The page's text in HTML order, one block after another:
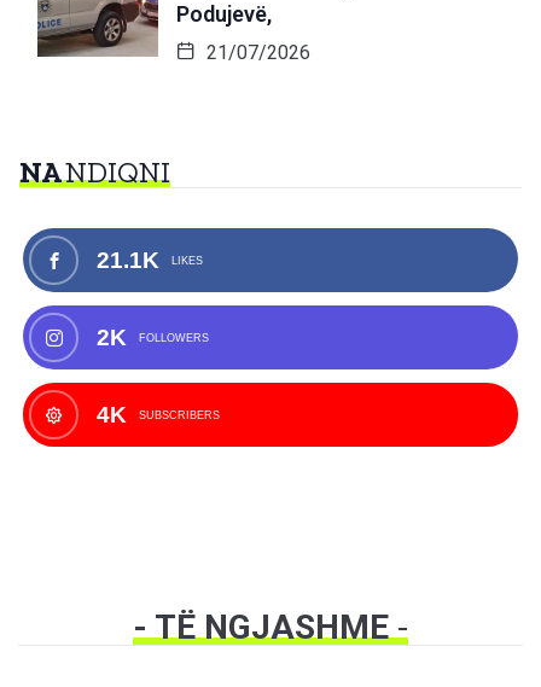
Podujevë,
21/07/2026
NANDIQNI
21.1K LIKES
2K FOLLOWERS
4K SUBSCRIBERS
- TË NGJASHME-